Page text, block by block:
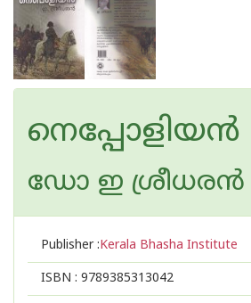
നെപ്പോളിയന്‍
ഡോ ഇ ശ്രീധരന്‍
Publisher :Kerala Bhasha Institute
ISBN : 9789385313042